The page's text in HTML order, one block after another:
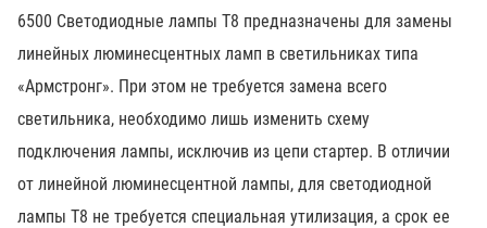
6500 Светодиодные лампы Т8 предназначены для замены
линейных люминесцентных ламп в светильниках типа
«Армстронг». При этом не требуется замена всего
светильника, необходимо лишь изменить схему
подключения лампы, исключив из цепи стартер. В отличии
от линейной люминесцентной лампы, для светодиодной
лампы Т8 не требуется специальная утилизация, а срок ее